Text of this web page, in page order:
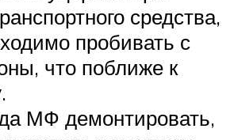
средства,
пробивать с
что поближе к
МФ демонтировать,